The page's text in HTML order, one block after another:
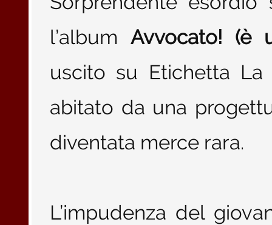
l’albumAvvocato! (è
uscito su Etichetta La
abitato da una
diventata merce rara.
L’impudenza del